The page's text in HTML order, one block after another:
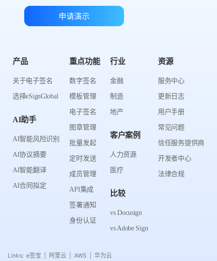
申请演示
产品
关于电子签名
选择eSignGlobal
AI助手
AI智能风险识别
AI协议摘要
AI智能翻译
AI合同拟定
重点功能
数字签名
模板管理
电子签名
图章管理
批量发起
定时发送
成员管理
API集成
签署通知
身份认证
行业
金融
制造
地产
客户案例
人力资源
医疗
比较
vs Docusign
vs Adobe Sign
资源
服务中心
更新日志
用户手册
常见问题
信任服务提供商
开发者中心
法律合规
Links: e签宝 阿里云 AWS 华为云